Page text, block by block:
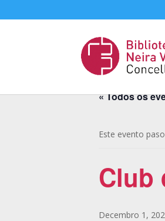
« Todos os
Este evento
Club
Decembro 1,